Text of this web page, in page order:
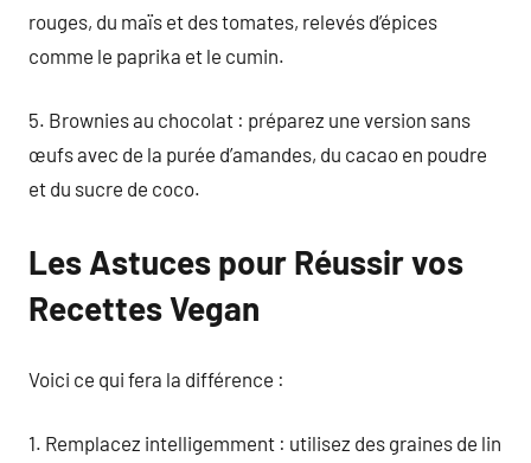
rouges, du maïs et des tomates, relevés d’épices
comme le paprika et le cumin.
5. Brownies au chocolat : préparez une version sans
œufs avec de la purée d’amandes, du cacao en poudre
et du sucre de coco.
Les Astuces pour Réussir vos
Recettes Vegan
Voici ce qui fera la différence :
1. Remplacez intelligemment : utilisez des graines de lin